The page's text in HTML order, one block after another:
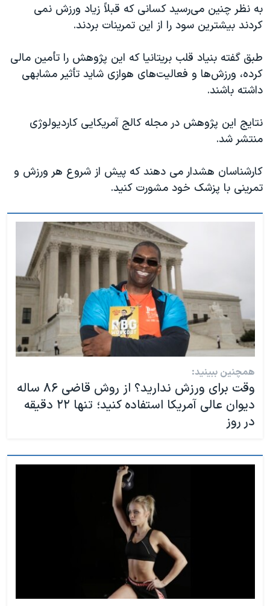
به نظر چنین می‌رسید کسانی که قبلاً زیاد ورزش نمی
کردند بیشترین سود را از این تمرینات بردند.
طبق گفته بنیاد قلب بریتانیا که این پژوهش را تأمین مالی
کرده، ورزش‌ها و فعالیت‌های هوازی شاید تأثیر مشابهی
داشته باشند.
نتایج این پژوهش در مجله کالج آمریکایی کاردیولوژی
منتشر شد.
کارشناسان هشدار می دهند که پیش از شروع هر ورزش و
تمرینی با پزشک خود مشورت کنید.
همچنین ببینید:
وقت برای ورزش ندارید؟ از روش قاضی ۸۶ ساله
دیوان عالی آمریکا استفاده کنید؛ تنها ۲۲ دقیقه
در روز